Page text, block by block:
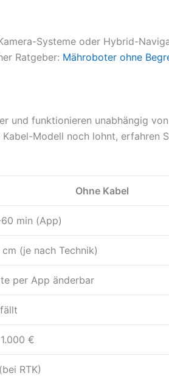
Systeme oder Hybrid-
Ratgeber: Mähroboter ohne
und funktionieren unabhängig
Modell noch lohnt, erfahren
Ohne Kabel
min (App)
cm (je nach Technik)
per App änderbar
€
RTK)